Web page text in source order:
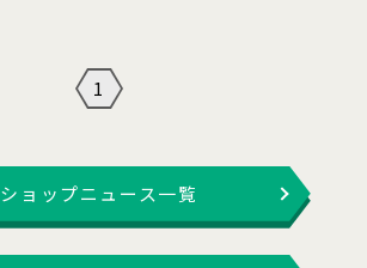
1
ショップニュース一覧